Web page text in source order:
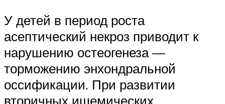
У детей в период роста
асептический некроз приводит к
нарушению остеогенеза —
торможению энхондральной
оссификации. При развитии
вторичных ишемических